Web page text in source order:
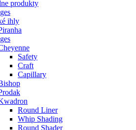
produkty
ihly
Safety
Craft
Capillary
Round Liner
Whip Shading
Round Shader